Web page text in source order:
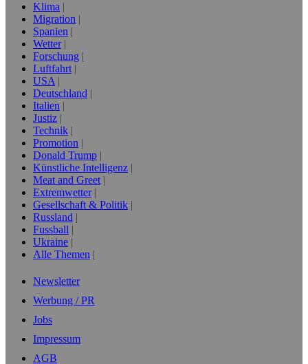
Klima
Migration
Spanien
Wetter
Forschung
Luftfahrt
USA
Deutschland
Italien
Justiz
Technik
Promotion
Donald Trump
Künstliche Intelligenz
Meat and Greet
Extremwetter
Gesellschaft & Politik
Russland
Fussball
Ukraine
Alle Themen
Newsletter
Werbung / PR
Jobs
Impressum
AGB